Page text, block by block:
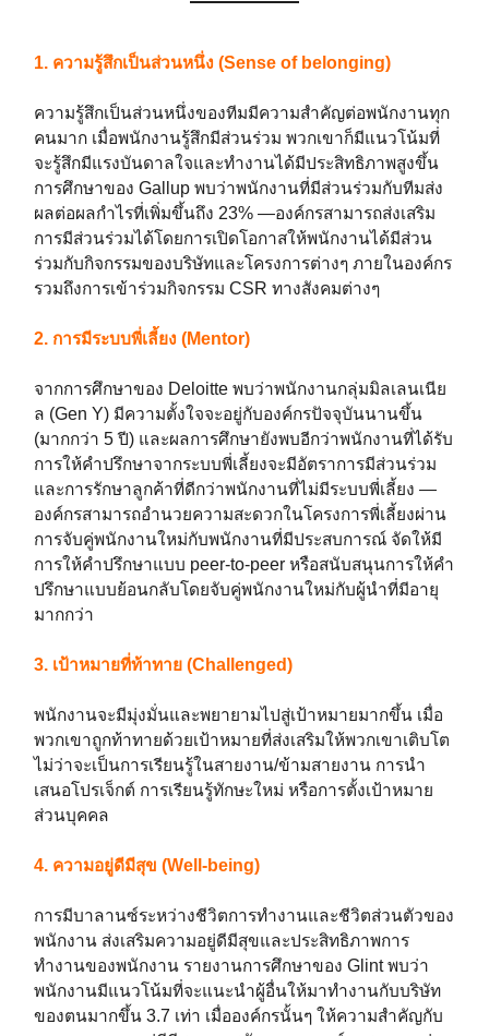
1. ความรู้สึกเป็นส่วนหนึ่ง (Sense of belonging)
ความรู้สึกเป็นส่วนหนึ่งของทีมมีความสำคัญต่อพนักงานทุก
คนมาก เมื่อพนักงานรู้สึกมีส่วนร่วม พวกเขาก็มีแนวโน้มที่
จะรู้สึกมีแรงบันดาลใจและทำงานได้มีประสิทธิภาพสูงขึ้น
การศึกษาของ Gallup พบว่าพนักงานที่มีส่วนร่วมกับทีมส่ง
ผลต่อผลกำไรที่เพิ่มขึ้นถึง 23% —องค์กรสามารถส่งเสริม
การมีส่วนร่วมได้โดยการเปิดโอกาสให้พนักงานได้มีส่วน
ร่วมกับกิจกรรมของบริษัทและโครงการต่างๆ ภายในองค์กร
รวมถึงการเข้าร่วมกิจกรรม CSR ทางสังคมต่างๆ
2. การมีระบบพี่เลี้ยง (Mentor)
จากการศึกษาของ Deloitte พบว่าพนักงานกลุ่มมิลเลนเนีย
ล (Gen Y) มีความตั้งใจจะอยู่กับองค์กรปัจจุบันนานขึ้น
(มากกว่า 5 ปี) และผลการศึกษายังพบอีกว่าพนักงานที่ได้รับ
การให้คำปรึกษาจากระบบพี่เลี้ยงจะมีอัตราการมีส่วนร่วม
และการรักษาลูกค้าที่ดีกว่าพนักงานที่ไม่มีระบบพี่เลี้ยง —
องค์กรสามารถอำนวยความสะดวกในโครงการพี่เลี้ยงผ่าน
การจับคู่พนักงานใหม่กับพนักงานที่มีประสบการณ์ จัดให้มี
การให้คำปรึกษาแบบ peer-to-peer หรือสนับสนุนการให้คำ
ปรึกษาแบบย้อนกลับโดยจับคู่พนักงานใหม่กับผู้นำที่มีอายุ
มากกว่า
3. เป้าหมายที่ท้าทาย (Challenged)
พนักงานจะมีมุ่งมั่นและพยายามไปสู่เป้าหมายมากขึ้น เมื่อ
พวกเขาถูกท้าทายด้วยเป้าหมายที่ส่งเสริมให้พวกเขาเติบโต
ไม่ว่าจะเป็นการเรียนรู้ในสายงาน/ข้ามสายงาน การนำ
เสนอโปรเจ็กต์ การเรียนรู้ทักษะใหม่ หรือการตั้งเป้าหมาย
ส่วนบุคคล
4. ความอยู่ดีมีสุข (Well-being)
การมีบาลานซ์ระหว่างชีวิตการทำงานและชีวิตส่วนตัวของ
พนักงาน ส่งเสริมความอยู่ดีมีสุขและประสิทธิภาพการ
ทำงานของพนักงาน รายงานการศึกษาของ Glint พบว่า
พนักงานมีแนวโน้มที่จะแนะนำผู้อื่นให้มาทำงานกับบริษัท
ของตนมากขึ้น 3.7 เท่า เมื่อองค์กรนั้นๆ ให้ความสำคัญกับ